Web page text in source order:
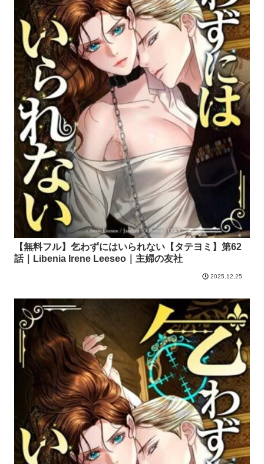
【無料フル】乞わずにはいられない【タテヨミ】第62
話｜Libenia Irene Leeseo｜主婦の友社
2025.12.25